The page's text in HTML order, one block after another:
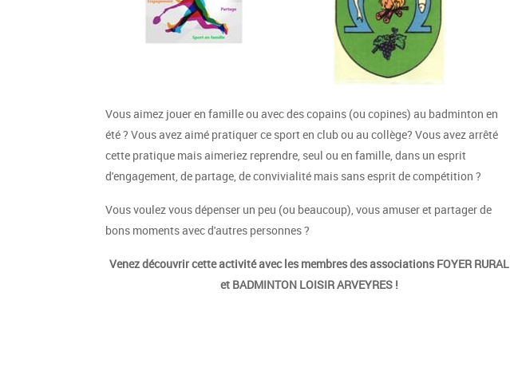
Vous aimez jouer en famille ou avec des copains (ou copines) au badminton en
été ? Vous avez aimé pratiquer ce sport en club ou au collège? Vous avez arrêté
cette pratique mais aimeriez reprendre, seul ou en famille, dans un esprit
d'engagement, de partage, de convivialité mais sans esprit de compétition ?
Vous voulez vous dépenser un peu (ou beaucoup), vous amuser et partager de
bons moments avec d'autres personnes ?
Venez découvrir cette activité avec les membres des associations FOYER RURAL
et BADMINTON LOISIR ARVEYRES !